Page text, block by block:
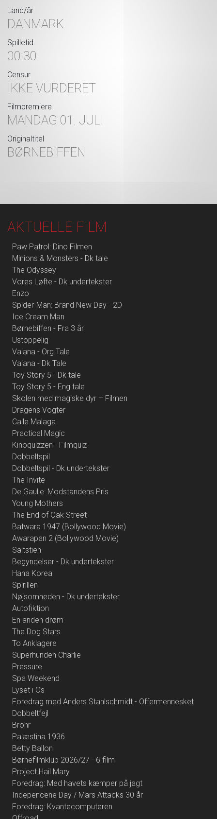
Land/år
DANMARK
Spilletid
00:30
Censur
IKKE VURDERET
Filmpremiere
MANDAG 01. JULI
Originaltitel
BØRNEBIFFEN
AKTUELLE FILM
Paw Patrol: Dino Filmen
Minions & Monsters - Dk tale
The Odyssey
Vores Løfte - Dk undertekster
Enzo
Spider-Man: Brand New Day - 2D
Ice Cream Man
Børnebiffen - Fra 3 år
Ustoppelig
Vaiana - Org Tale
Vaiana - Dk Tale
Toy Story 5 - Dk tale
Toy Story 5 - Eng tale
Skolen med magiske dyr – Filmen
Dragens Vogter
Calle Malaga
Practical Magic
Kinoquizzen - Filmquiz
Dobbeltspil
Dobbeltspil - Dk undertekster
The Invite
De Gaulle: Modstandens Pris
Young Mothers
The End of Oak Street
Batwara 1947 (Bollywood Movie)
Awarapan 2 (Bollywood Movie)
Saltstien
Begyndelser - Dk undertekster
Hana Korea
Spirillen
Nøjsomheden - Dk undertekster
Autofiktion
En anden drøm
The Dog Stars
To Anklagere
Superhunden Charlie
Pressure
Spa Weekend
Lyset i Os
Foredrag med Anders Stahlschmidt - Offermennesket
Dobbeltfejl
Brohr
Palæstina 1936
Betty Ballon
Børnefilmklub 2026/27 - 6 film
Project Hail Mary
Foredrag: Med havets kæmper på jagt
Indepencene Day / Mars Attacks 30 år
Foredrag: Kvantecomputeren